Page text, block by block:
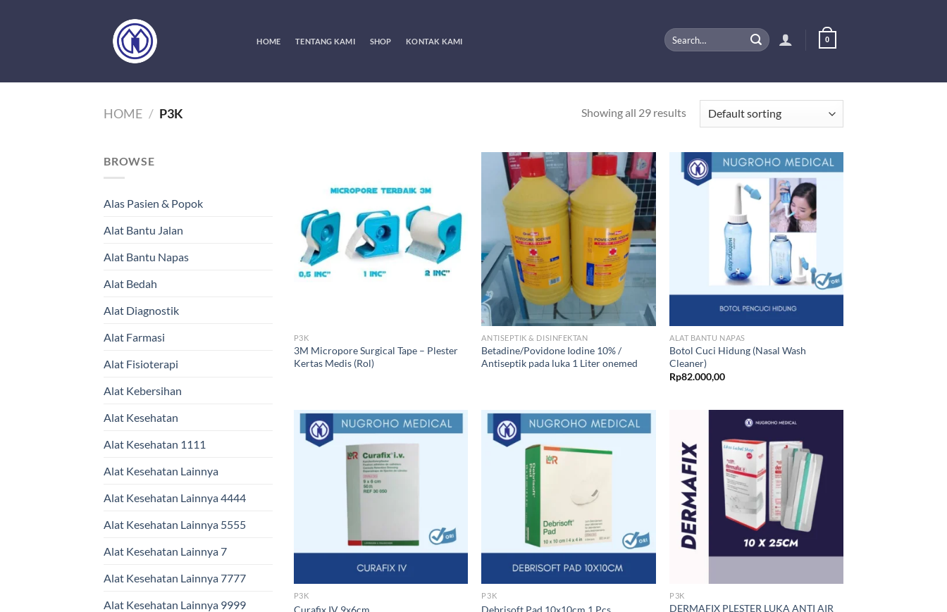
HOME TENTANG KAMI SHOP KONTAK KAMI
Search
for:
0
HOME / P3K Showing all 29 results
BROWSE
Alas Pasien & Popok
Alat Bantu Jalan
Alat Bantu Napas
Alat Bedah
Alat Diagnostik
Alat Farmasi
Alat Fisioterapi
Alat Kebersihan
Alat Kesehatan
Alat Kesehatan 1111
Alat Kesehatan Lainnya
Alat Kesehatan Lainnya 4444
Alat Kesehatan Lainnya 5555
Alat Kesehatan Lainnya 7
Alat Kesehatan Lainnya 7777
Alat Kesehatan Lainnya 9999
P3K
3M Micropore Surgical Tape – Plester
Kertas Medis (Rol)
ANTISEPTIK & DISINFEKTAN
Betadine/Povidone Iodine 10% /
Antiseptik pada luka 1 Liter onemed
ALAT BANTU NAPAS
Botol Cuci Hidung (Nasal Wash
Cleaner)
Rp82.000,00
P3K
Curafix IV 9x6cm
P3K
Debrisoft Pad 10x10cm 1 Pcs
P3K
DERMAFIX PLESTER LUKA ANTI AIR